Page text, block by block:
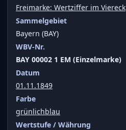
Freimarke: Wertziffer im Viereck
Sammelgebiet
Bayern (BAY)
WBV-Nr.
BAY 00002 1 EM (Einzelmarke)
Datum
01.11.1849
Farbe
grünlichblau
Wertstufe / Währung